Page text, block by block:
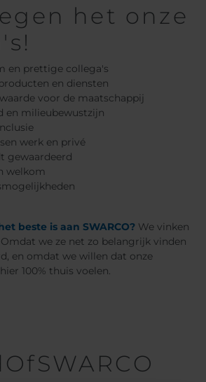
het onze
en prettige collega's
en diensten
voor de maatschappij
en milieubewustzijn
werk en privé
gewaardeerd
welkom
beste is aan SWARCO? We vinken
Omdat we ze net zo belangrijk vinden
en omdat we willen dat onze
100% thuis voelen.